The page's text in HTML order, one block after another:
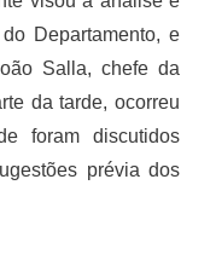
Departamento, e
Salla, chefe da
da tarde, ocorreu
foram discutidos
prévia dos